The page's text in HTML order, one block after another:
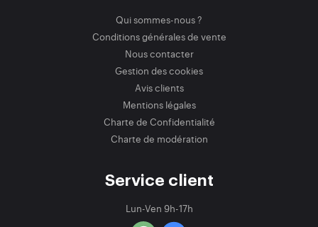
Qui sommes-nous ?
Conditions générales de vente
Nous contacter
Gestion des cookies
Avis clients
Mentions légales
Charte de Confidentialité
Charte de modération
Service client
Lun-Ven 9h-17h